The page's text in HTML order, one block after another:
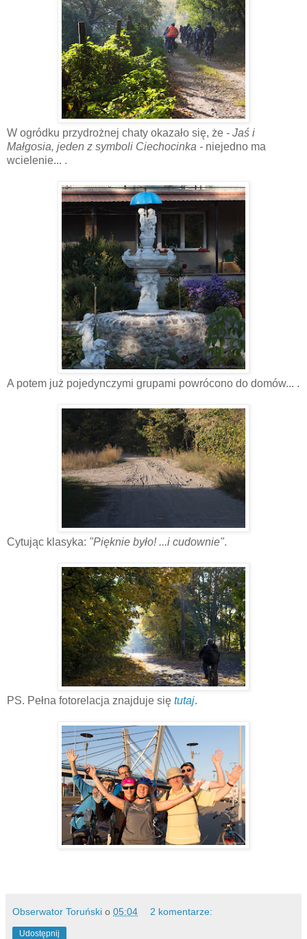
W ogródku przydrożnej chaty okazało się, że - Jaś i
Małgosia, jeden z symboli Ciechocinka - niejedno ma
wcielenie... .
A potem już pojedynczymi grupami powrócono do domów... .
Cytując klasyka: "Pięknie było! ...i cudownie".
PS. Pełna fotorelacja znajduje się tutaj.
Obserwator Toruński o 05:04 2 komentarze:
Udostępnij